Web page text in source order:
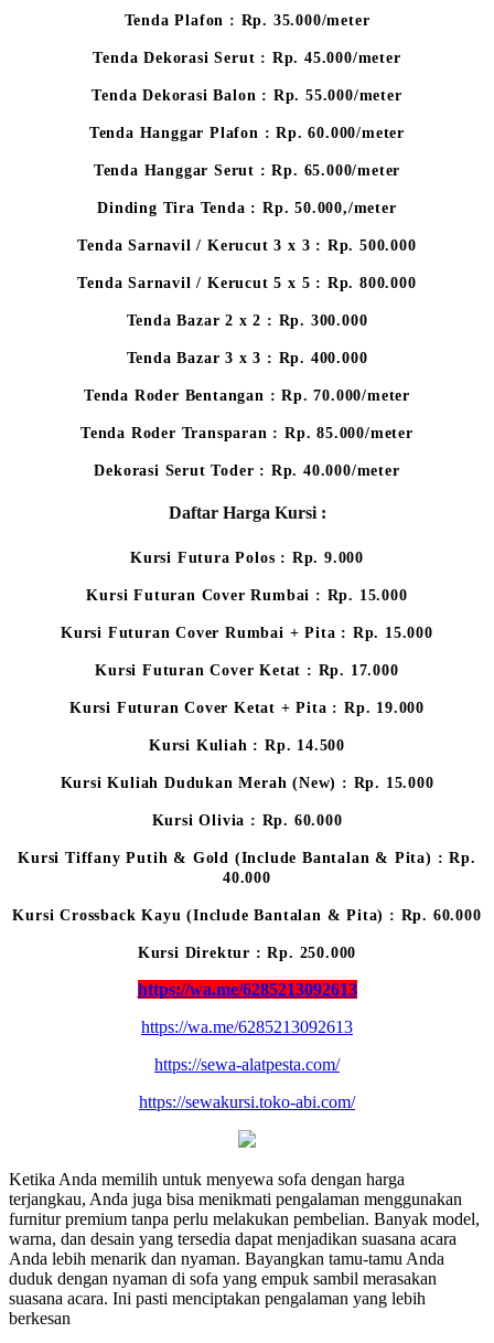
Tenda Plafon : Rp. 35.000/meter
Tenda Dekorasi Serut : Rp. 45.000/meter
Tenda Dekorasi Balon : Rp. 55.000/meter
Tenda Hanggar Plafon : Rp. 60.000/meter
Tenda Hanggar Serut : Rp. 65.000/meter
Dinding Tira Tenda : Rp. 50.000,/meter
Tenda Sarnavil / Kerucut 3 x 3 : Rp. 500.000
Tenda Sarnavil / Kerucut 5 x 5 : Rp. 800.000
Tenda Bazar 2 x 2 : Rp. 300.000
Tenda Bazar 3 x 3 : Rp. 400.000
Tenda Roder Bentangan : Rp. 70.000/meter
Tenda Roder Transparan : Rp. 85.000/meter
Dekorasi Serut Toder : Rp. 40.000/meter
Daftar Harga Kursi :
Kursi Futura Polos : Rp. 9.000
Kursi Futuran Cover Rumbai : Rp. 15.000
Kursi Futuran Cover Rumbai + Pita : Rp. 15.000
Kursi Futuran Cover Ketat : Rp. 17.000
Kursi Futuran Cover Ketat + Pita : Rp. 19.000
Kursi Kuliah : Rp. 14.500
Kursi Kuliah Dudukan Merah (New) : Rp. 15.000
Kursi Olivia : Rp. 60.000
Kursi Tiffany Putih & Gold (Include Bantalan & Pita) : Rp.
40.000
Kursi Crossback Kayu (Include Bantalan & Pita) : Rp. 60.000
Kursi Direktur : Rp. 250.000
https://wa.me/6285213092613
https://wa.me/6285213092613
https://sewa-alatpesta.com/
https://sewakursi.toko-abi.com/
Ketika Anda memilih untuk menyewa sofa dengan harga
terjangkau, Anda juga bisa menikmati pengalaman menggunakan
furnitur premium tanpa perlu melakukan pembelian. Banyak model,
warna, dan desain yang tersedia dapat menjadikan suasana acara
Anda lebih menarik dan nyaman. Bayangkan tamu-tamu Anda
duduk dengan nyaman di sofa yang empuk sambil merasakan
suasana acara. Ini pasti menciptakan pengalaman yang lebih
berkesan